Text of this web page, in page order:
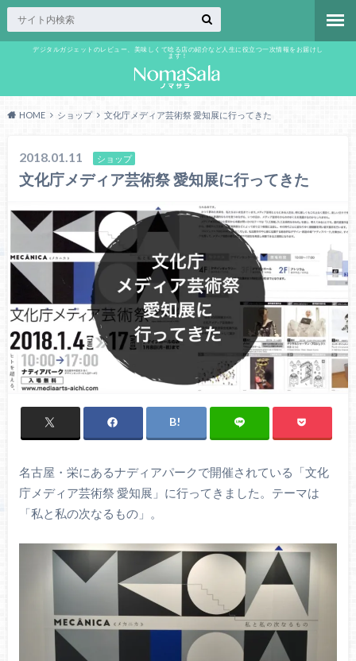
デジタルガジェットのレビュー、美味しくて唸る店の紹介など人生に役立つ一次情報をお届けし
ます！
HOME ショップ 文化庁メディア芸術祭 愛知展に行ってきた
2018.01.11 ショップ
文化庁メディア芸術祭 愛知展に行ってきた
名古屋・栄にあるナディアパークで開催されている「文化
庁メディア芸術祭 愛知展」に行ってきました。テーマは
「私と私の次なるもの」。